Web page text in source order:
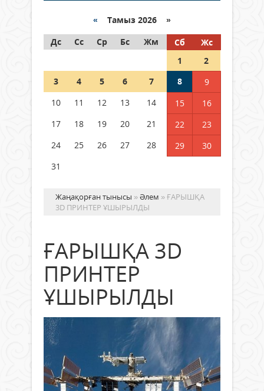
граждане Казахстана,
05 тамыз 2026 ж. 146
Шетелде жүрген Қазақстан
азаматтары қалай дауыс бере
« Тамыз 2026 »
Дс
Сс Ср Бс Жм Сб
Жс
1
2
3
4 5 6 7 8
9
10
11 12 13 14 15
16
17
18 19 20 21 22
23
24
25 26 27 28 29
30
31
Жаңақорған тынысы »Әлем » ҒАРЫШҚА
3D ПРИНТЕР ҰШЫРЫЛДЫ
ҒАРЫШҚА 3D
ПРИНТЕР
ҰШЫРЫЛДЫ